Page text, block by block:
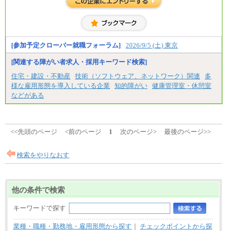
【アルバイト・パート・時給制】
神奈川/1,390円～、静岡/1,240円～、滋賀/1,220円
～、
愛知/1,290円～
※正社員・契約社員登用制度あり
※上記給与をベースにスキル・経験に応じて、決定
します。
※試用期間中も給与に変更はございません
[参加予定クローバー就職フォーラム] 2026/9/5 (土) 東京
[関連する障がい者求人・採用キーワード検索]
住宅・建設・不動産
技術（ソフトウェア、ネットワーク）関連
多
様な雇用形態を導入している企業
知的障がい 健康管理室・休憩室
などがある
<<先頭のページ <前のページ 1 次のページ> 最後のページ>>
検索をやりなおす
他の条件で検索
キーワードで探す
業種・職種・勤務地・雇用形態から探す ｜ チェックポイントから探